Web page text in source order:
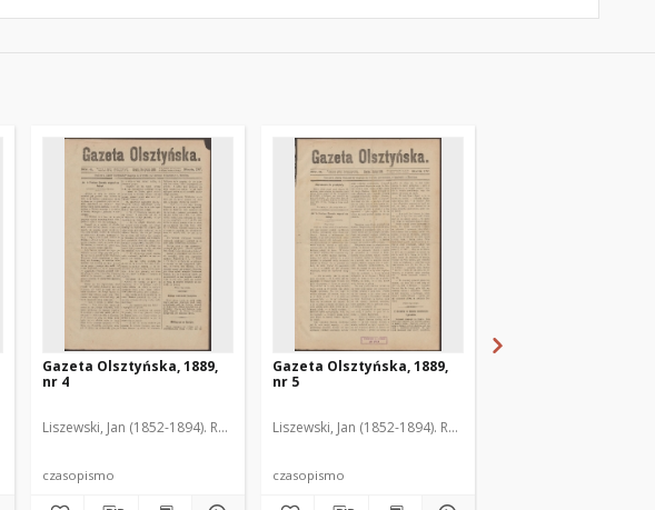
Gazeta Olsztyńska, 1889,
nr 4
Liszewski, Jan (1852-1894). Red.
czasopismo
Gazeta Olsztyńska, 1889,
nr 5
Liszewski, Jan (1852-1894). Red.
czasopismo